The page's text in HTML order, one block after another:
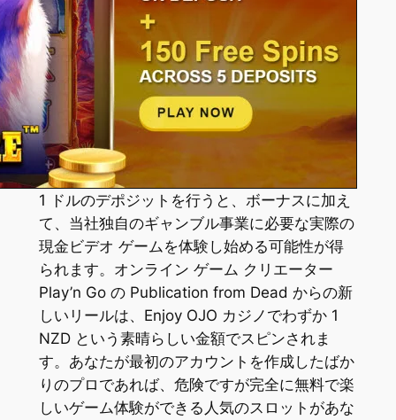
1 ドルのデポジットを行うと、ボーナスに加え
て、当社独自のギャンブル事業に必要な実際の
現金ビデオ ゲームを体験し始める可能性が得
られます。オンライン ゲーム クリエーター
Play’n Go の Publication from Dead からの新
しいリールは、Enjoy OJO カジノでわずか 1
NZD という素晴らしい金額でスピンされま
す。あなたが最初のアカウントを作成したばか
りのプロであれば、危険ですが完全に無料で楽
しいゲーム体験ができる人気のスロットがあな